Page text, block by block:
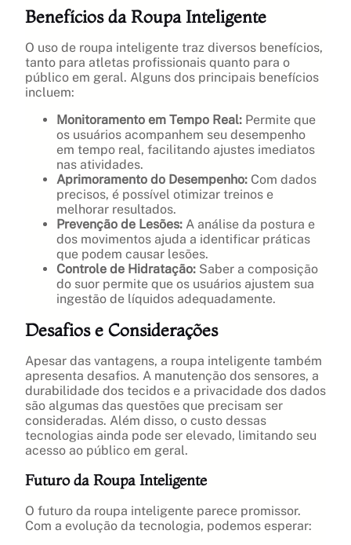
Benefícios da Roupa Inteligente
O uso de roupa inteligente traz diversos benefícios,
tanto para atletas profissionais quanto para o
público em geral. Alguns dos principais benefícios
incluem:
Monitoramento em Tempo Real: Permite que
os usuários acompanhem seu desempenho
em tempo real, facilitando ajustes imediatos
nas atividades.
Aprimoramento do Desempenho: Com dados
precisos, é possível otimizar treinos e
melhorar resultados.
Prevenção de Lesões: A análise da postura e
dos movimentos ajuda a identificar práticas
que podem causar lesões.
Controle de Hidratação: Saber a composição
do suor permite que os usuários ajustem sua
ingestão de líquidos adequadamente.
Desafios e Considerações
Apesar das vantagens, a roupa inteligente também
apresenta desafios. A manutenção dos sensores, a
durabilidade dos tecidos e a privacidade dos dados
são algumas das questões que precisam ser
consideradas. Além disso, o custo dessas
tecnologias ainda pode ser elevado, limitando seu
acesso ao público em geral.
Futuro da Roupa Inteligente
O futuro da roupa inteligente parece promissor.
Com a evolução da tecnologia, podemos esperar: